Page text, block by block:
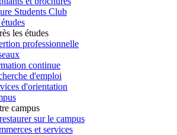
Students Club
les études
professionnelle
continue
d'emploi
d'orientation
campus
sur le campus
et services